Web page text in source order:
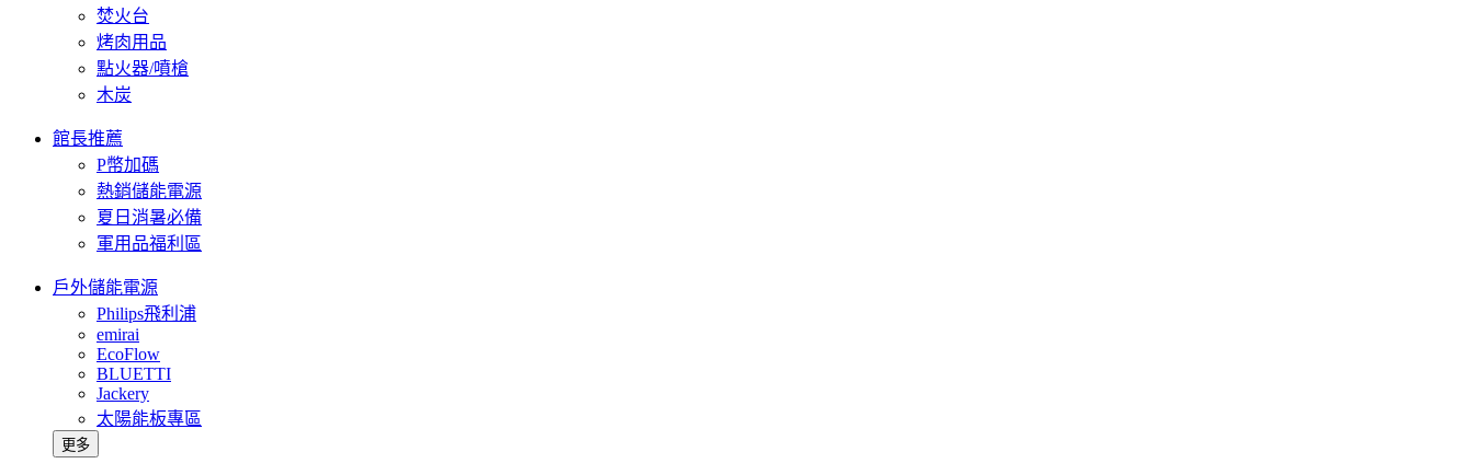
焚火台
烤肉用品
點火器/噴槍
木炭
館長推薦
P幣加碼
熱銷儲能電源
夏日消暑必備
軍用品福利區
戶外儲能電源
Philips飛利浦
emirai
EcoFlow
BLUETTI
Jackery
太陽能板專區
更多